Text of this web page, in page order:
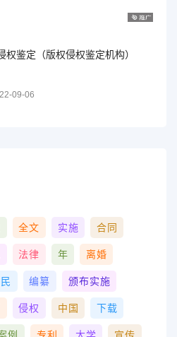
权鉴定（版权侵权鉴定机构）
09-06
全文 实施 合同
法律 年 离婚
编纂 颁布实施
侵权 中国 下载